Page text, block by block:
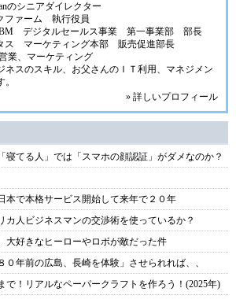
のシニアダイレクター
ファーム 執行役員
デジタルセールス事業 第一事業部 部長
ス マーケティング本部 販売促進部長
業、マーケティング
ネスのスキル、お父さんのＩＴ利用、マネジメン
» 詳しいプロフィール
寝てる人」では「スマホの顔認証」がダメなのか？
本で本格サービス開始して来年で２０年
カ人ビジネスマンの交渉術を使っているか？
大好きなヒーローやロボが敵だった件
０年前の広島、長崎を体験」させられれば、、
で！リアルなペーパークラフトを作ろう！(2025年)